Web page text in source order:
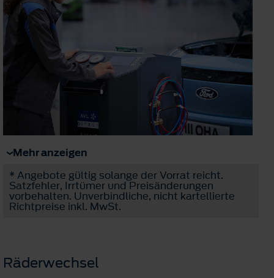
Mehr anzeigen
* Angebote gültig solange der Vorrat reicht.
Satzfehler, Irrtümer und Preisänderungen
vorbehalten. Unverbindliche, nicht kartellierte
Richtpreise inkl. MwSt.
Räderwechsel